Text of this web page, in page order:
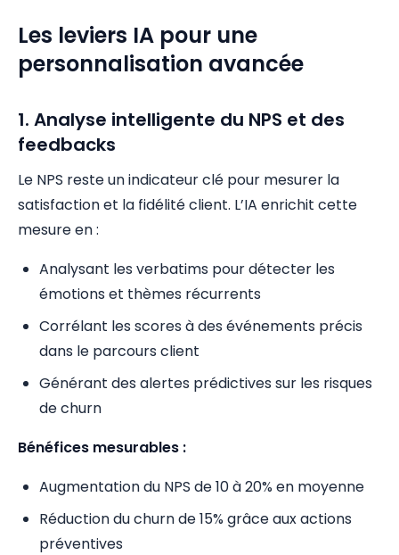
Les leviers IA pour une
personnalisation avancée
1. Analyse intelligente du NPS et des
feedbacks
Le NPS reste un indicateur clé pour mesurer la
satisfaction et la fidélité client. L’IA enrichit cette
mesure en :
Analysant les verbatims pour détecter les
émotions et thèmes récurrents
Corrélant les scores à des événements précis
dans le parcours client
Générant des alertes prédictives sur les risques
de churn
Bénéfices mesurables :
Augmentation du NPS de 10 à 20% en moyenne
Réduction du churn de 15% grâce aux actions
préventives